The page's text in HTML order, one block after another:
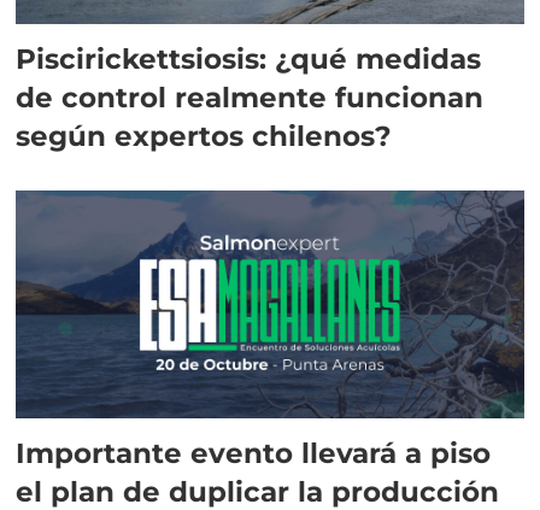
Piscirickettsiosis: ¿qué medidas
de control realmente funcionan
según expertos chilenos?
Importante evento llevará a piso
el plan de duplicar la producción